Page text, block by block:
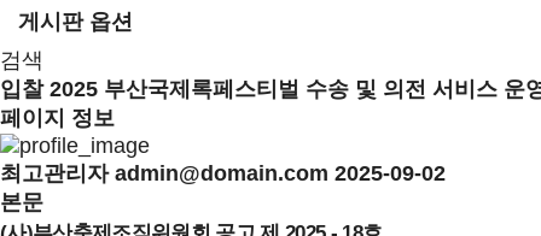
게시판 옵션
검색
입찰 2025 부산국제록페스티벌 수송 및 의전 서비스 운
페이지 정보
최고관리자 admin@domain.com 2025-09-02
본문